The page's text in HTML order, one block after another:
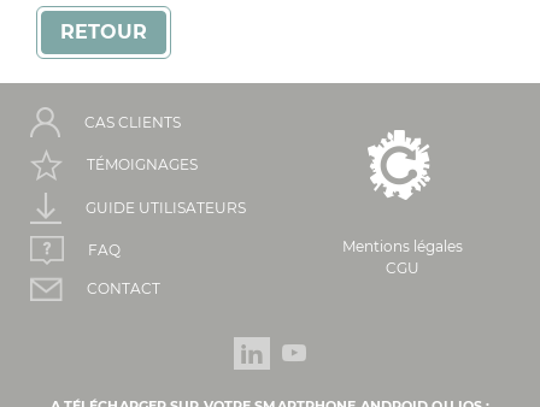
RETOUR
CAS CLIENTS
TÉMOIGNAGES
GUIDE UTILISATEURS
FAQ
CONTACT
Mentions légales
CGU